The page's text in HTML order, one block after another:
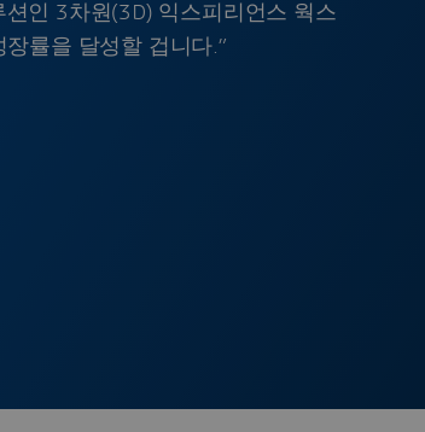
인 3차원(3D) 익스피리언스 웍스
률을 달성할 겁니다.”